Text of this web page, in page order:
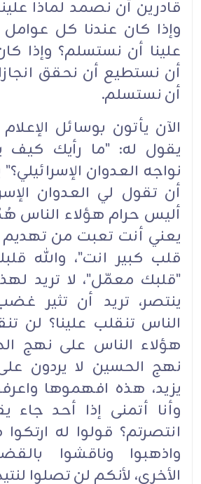
قادرين أن نصمد لماذا
وإذا كان عندنا كل عوامل
علينا أن نستسلم؟ وإذا
أن نستطيع أن نحقق
أن نستسلم.
الآن يأتون بوسائل
يقول له: "ما رأيك كيف
نواجه العدوان
أن تقول لي العدوان
أليس حرام هؤلاء الناس
يعني أنت تعبت من تهديم
قلب كبير انت"، والله
"قلبك معمّل"، لا تريد
ينتصر، تريد أن تثير
الناس تنقلب علينا؟ لن
هؤلاء الناس على نهج
نهج الحسين لا يردون
يزيد، هذه افهموها
وأنا أتمنى إذا أحد جاء
انتصرتم؟ قولوا له
واذهبوا وناقشوا
الأخرى، لأنكم لن تصلوا